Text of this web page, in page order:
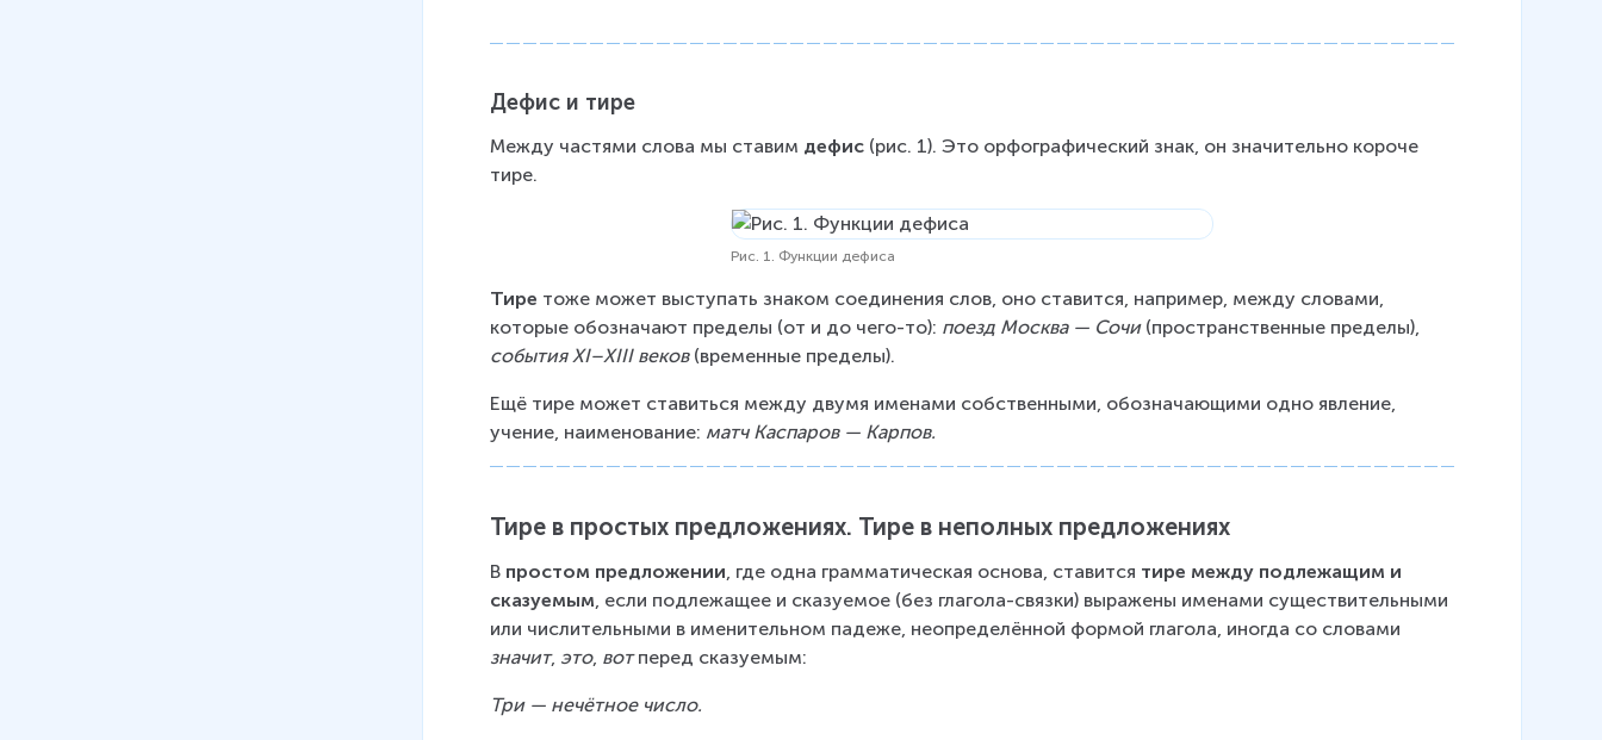
Дефис и тире
Между частями слова мы ставим дефис (рис. 1). Это орфографический знак, он значительно короче
тире.
Рис. 1. Функции дефиса
Тире тоже может выступать знаком соединения слов, оно ставится, например, между словами,
которые обозначают пределы (от и до чего-то): поезд Москва — Сочи (пространственные пределы),
события XI–XIII веков (временные пределы).
Ещё тире может ставиться между двумя именами собственными, обозначающими одно явление,
учение, наименование: матч Каспаров — Карпов.
Тире в простых предложениях. Тире в неполных предложениях
В простом предложении, где одна грамматическая основа, ставится тире между подлежащим и
сказуемым, если подлежащее и сказуемое (без глагола-связки) выражены именами существительными
или числительными в именительном падеже, неопределённой формой глагола, иногда со словами
значит, это, вот перед сказуемым:
Три — нечётное число.